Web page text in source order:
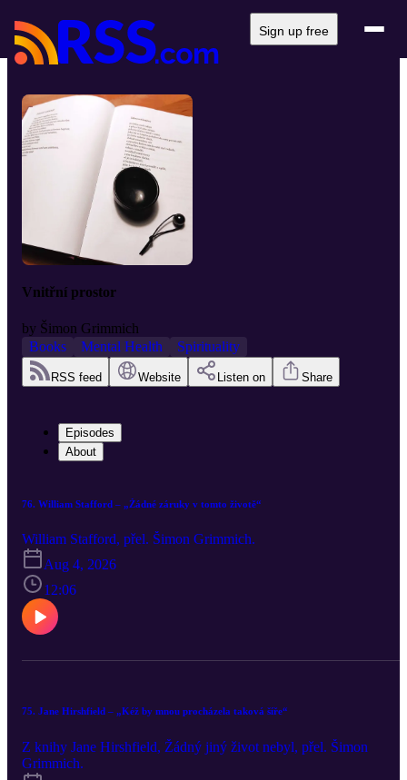
Sign up free
Vnitřní prostor
by Šimon Grimmich
Books
Mental Health Spirituality
RSS feed Website Listen on Share
Episodes
About
76. William Stafford – „Žádné záruky v tomto životě“
William Stafford, přel. Šimon Grimmich.
Aug 4, 2026
12:06
75. Jane Hirshfield – „Kéž by mnou procházela taková šíře“
Z knihy Jane Hirshfield, Žádný jiný život nebyl, přel. Šimon
Grimmich.